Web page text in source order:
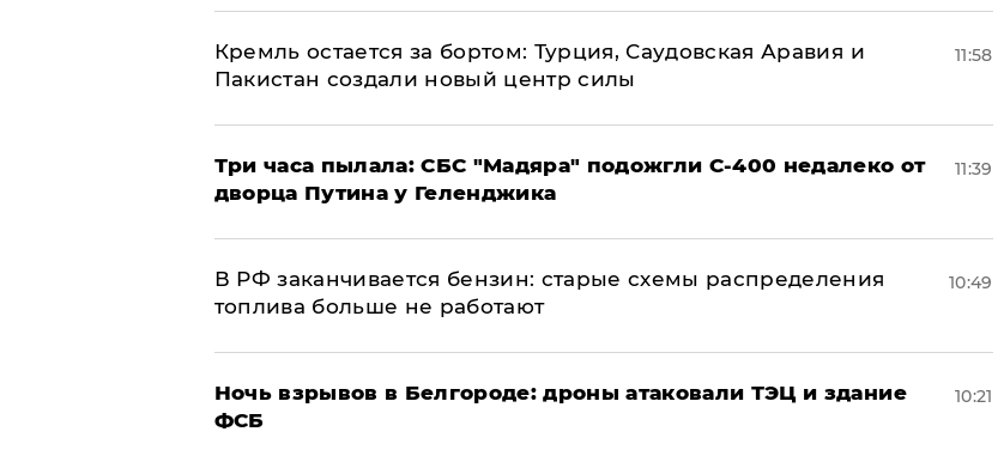
​Кремль остается за бортом: Турция, Саудовская Аравия и
Пакистан создали новый центр силы
11:58
Три часа пылала: СБС "Мадяра" подожгли С-400 недалеко от
дворца Путина у Геленджика
11:39
​В РФ заканчивается бензин: старые схемы распределения
топлива больше не работают
10:49
​Ночь взрывов в Белгороде: дроны атаковали ТЭЦ и здание
ФСБ
10:21